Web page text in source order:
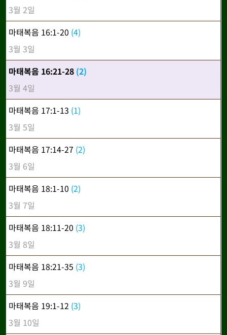
3월 2일
마태복음 16:1-20 (4)
3월 3일
마태복음 16:21-28 (2)
3월 4일
마태복음 17:1-13 (1)
3월 5일
마태복음 17:14-27 (2)
3월 6일
마태복음 18:1-10 (2)
3월 7일
마태복음 18:11-20 (3)
3월 8일
마태복음 18:21-35 (3)
3월 9일
마태복음 19:1-12 (3)
3월 10일